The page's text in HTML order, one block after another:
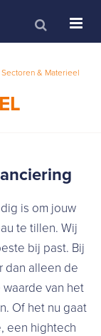
Sectoren & Materieel
is om jouw
te tillen. Wij
bij past. Bij
dan alleen de
van het
Of het nu gaat
een hightech